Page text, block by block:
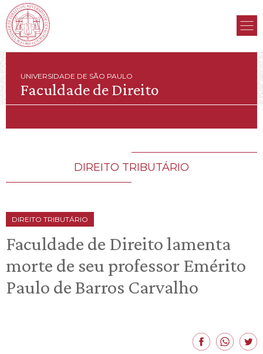
UNIVERSIDADE DE SÃO PAULO
Faculdade de Direito
DIREITO TRIBUTÁRIO
DIREITO TRIBUTÁRIO
Faculdade de Direito lamenta
morte de seu professor Emérito
Paulo de Barros Carvalho